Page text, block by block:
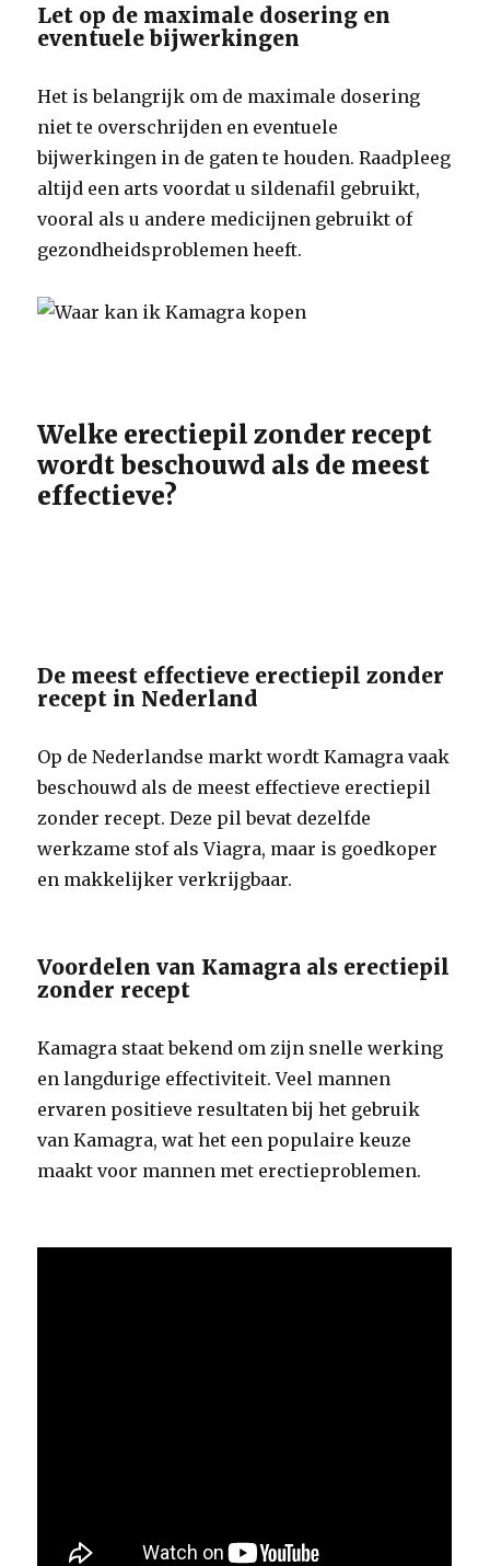
Let op de maximale dosering en
eventuele bijwerkingen
Het is belangrijk om de maximale dosering
niet te overschrijden en eventuele
bijwerkingen in de gaten te houden. Raadpleeg
altijd een arts voordat u sildenafil gebruikt,
vooral als u andere medicijnen gebruikt of
gezondheidsproblemen heeft.
Welke erectiepil zonder recept
wordt beschouwd als de meest
effectieve?
De meest effectieve erectiepil zonder
recept in Nederland
Op de Nederlandse markt wordt Kamagra vaak
beschouwd als de meest effectieve erectiepil
zonder recept. Deze pil bevat dezelfde
werkzame stof als Viagra, maar is goedkoper
en makkelijker verkrijgbaar.
Voordelen van Kamagra als erectiepil
zonder recept
Kamagra staat bekend om zijn snelle werking
en langdurige effectiviteit. Veel mannen
ervaren positieve resultaten bij het gebruik
van Kamagra, wat het een populaire keuze
maakt voor mannen met erectieproblemen.